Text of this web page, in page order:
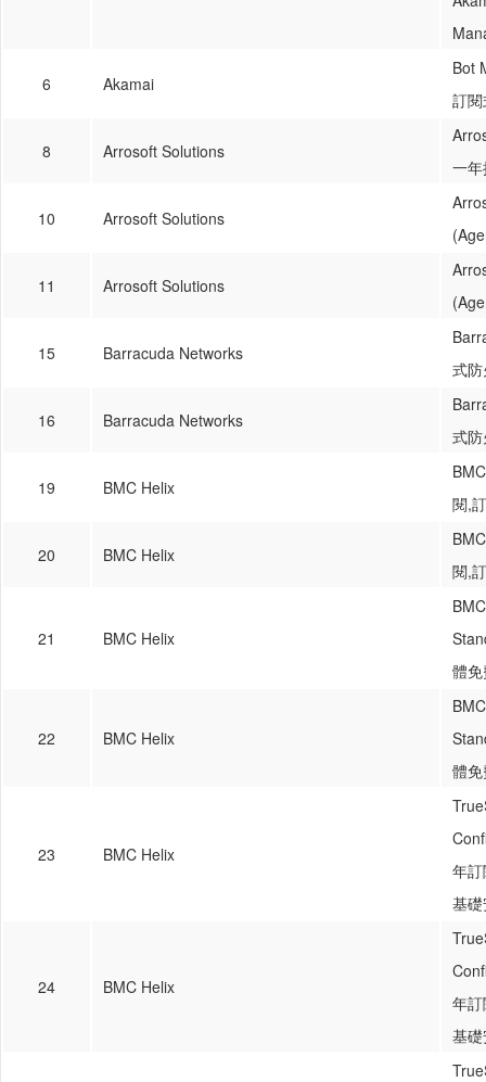
6 Akamai
Bot
訂
8 Arrosoft Solutions
一
10 Arrosoft Solutions
11 Arrosoft Solutions
15 Barracuda Networks
式
16 Barracuda Networks
式
19 BMC Helix
閱,
20 BMC Helix
閱,
21 BMC Helix
體
22 BMC Helix
體
23 BMC Helix
年
基
24 BMC Helix
年
基